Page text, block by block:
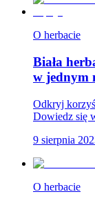
O herbacie
Biała
w jednym
Odkryj
Dowiedz się
9 sierpnia
O herbacie